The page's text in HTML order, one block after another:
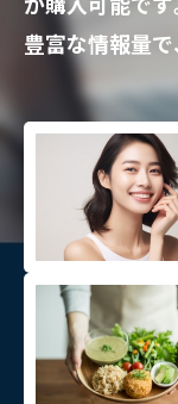
豊富な情報量で